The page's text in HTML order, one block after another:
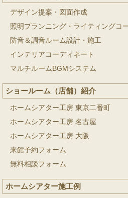
デザイン提案・図面作成
照明プランニング・ライティングコ
防音＆調音ルーム設計・施工
インテリアコーディネート
マルチルームBGMシステム
ショールーム（店舗）紹介
ホームシアター工房 東京二番町
ホームシアター工房 名古屋
ホームシアター工房 大阪
来館予約フォーム
無料相談フォーム
ホームシアター施工例